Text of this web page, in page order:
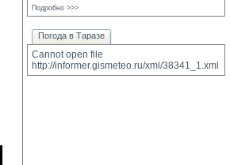
Подробно >>>
Погода в Таразе
Cannot open file
http://informer.gismeteo.ru/xml/38341_1.xml